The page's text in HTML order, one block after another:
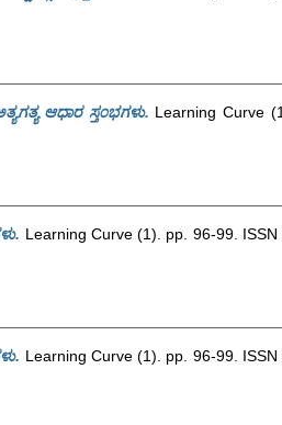
ಆಧಾರ ಸ್ತ೦ಭಗಳು. Learning Curve
Learning Curve (1). pp. 96-99. ISSN
Learning Curve (1). pp. 96-99. ISSN